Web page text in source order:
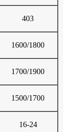
403
1600/1800
1700/1900
1500/1700
16-24